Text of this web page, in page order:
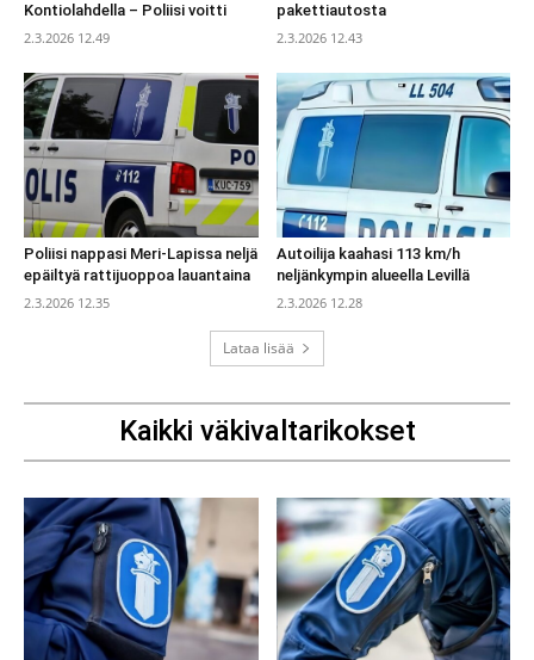
Kontiolahdella – Poliisi voitti
2.3.2026 12.49
pakettiautosta
2.3.2026 12.43
Poliisi nappasi Meri-Lapissa neljä
epäiltyä rattijuoppoa lauantaina
2.3.2026 12.35
Autoilija kaahasi 113 km/h
neljänkympin alueella Levillä
2.3.2026 12.28
Lataa lisää
Kaikki väkivaltarikokset